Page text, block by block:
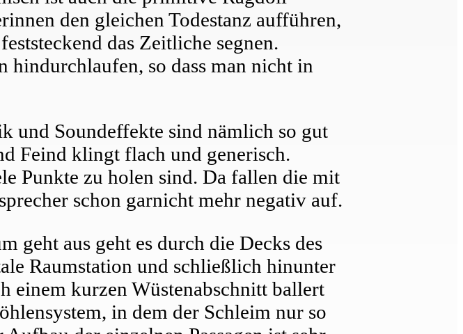
den gleichen Todestanz aufführen,
das Zeitliche segnen.
hindurchlaufen, so dass man nicht in
und Soundeffekte sind nämlich so gut
Feind klingt flach und generisch.
Punkte zu holen sind. Da fallen die mit
schon garnicht mehr negativ auf.
geht aus geht es durch die Decks des
Raumstation und schließlich hinunter
einem kurzen Wüstenabschnitt ballert
in dem der Schleim nur so